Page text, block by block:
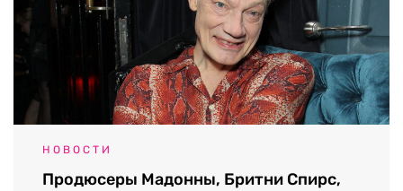
НОВОСТИ
Продюсеры Мадонны, Бритни Спирс,